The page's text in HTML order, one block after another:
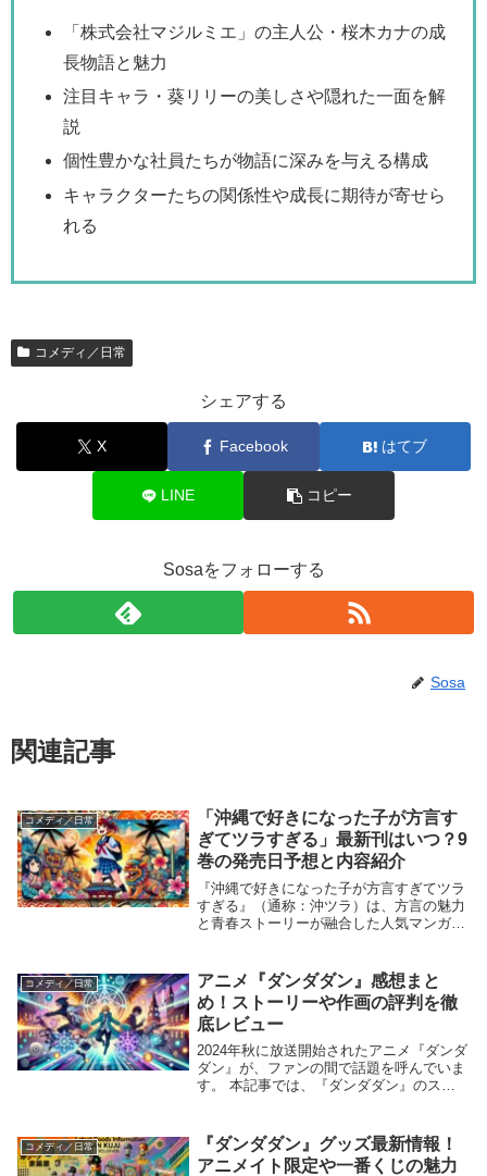
「株式会社マジルミエ」の主人公・桜木カナの成
長物語と魅力
注目キャラ・葵リリーの美しさや隠れた一面を解
説
個性豊かな社員たちが物語に深みを与える構成
キャラクターたちの関係性や成長に期待が寄せら
れる
コメディ／日常
シェアする
X Facebook はてブ
LINE コピー
Sosaをフォローする
Sosa
関連記事
コメディ／日常
「沖縄で好きになった子が方言す
ぎてツラすぎる」最新刊はいつ？9
巻の発売日予想と内容紹介
『沖縄で好きになった子が方言すぎてツラ
すぎる』（通称：沖ツラ）は、方言の魅力
と青春ストーリーが融合した人気マンガで
では、9巻の発売日情報や予想される内
容、見どころに...
コメディ／日常
アニメ『ダンダダン』感想まと
め！ストーリーや作画の評判を徹
底レビュー
2024年秋に放送開始されたアニメ『ダンダ
ダン』が、ファンの間で話題を呼んでいま
す。 本記事では、『ダンダダン』のスト
どうか迷っている」「視聴後の感想を共有
したい」...
コメディ／日常
『ダンダダン』グッズ最新情報！
アニメイト限定や一番くじの魅力